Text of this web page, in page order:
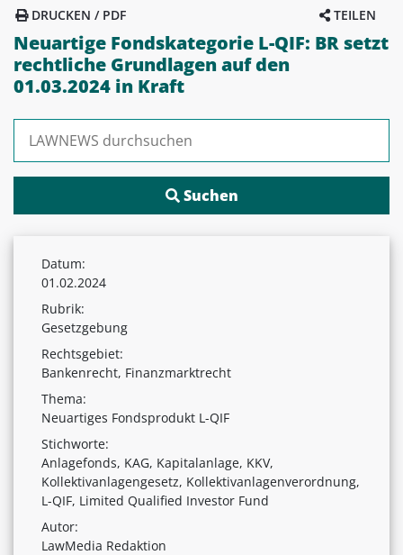
TEILEN
DRUCKEN / PDF
Neuartige Fondskategorie L-QIF: BR setzt
rechtliche Grundlagen auf den
01.03.2024 in Kraft
Datum:
01.02.2024
Rubrik:
Gesetzgebung
Rechtsgebiet:
Bankenrecht, Finanzmarktrecht
Thema:
Neuartiges Fondsprodukt L-QIF
Stichworte:
Anlagefonds, KAG, Kapitalanlage, KKV,
Kollektivanlagengesetz, Kollektivanlagenverordnung,
L-QIF, Limited Qualified Investor Fund
Autor:
LawMedia Redaktion